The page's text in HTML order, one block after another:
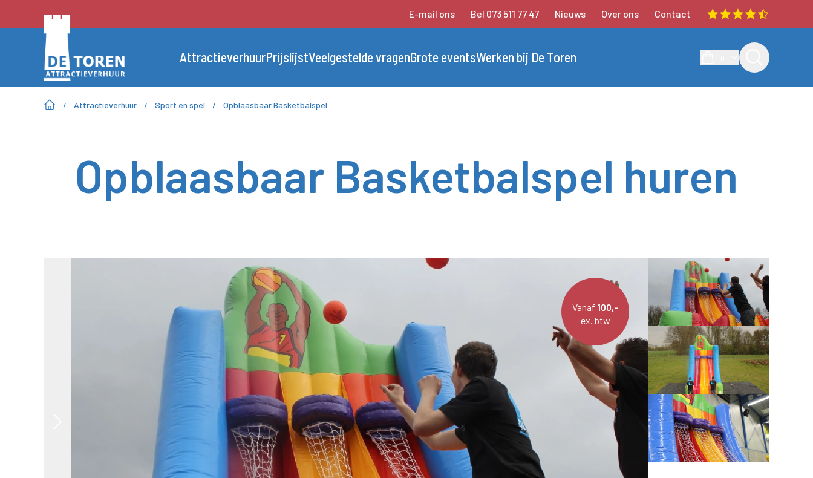
E-mail ons Bel 073 511 77 47 Nieuws Over ons Contact
AttractieverhuurPrijslijstVeelgestelde vragenGrote eventsWerken bij De Toren
/ Attractieverhuur / Sport en spel / Opblaasbaar Basketbalspel
Opblaasbaar Basketbalspel huren
Vanaf 100,-
ex. btw